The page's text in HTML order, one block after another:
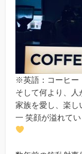
※英語：コーヒ
そして何より、
家族を愛し、楽し
一 笑顔が溢れて